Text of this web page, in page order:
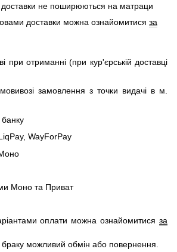
доставки не поширюються на матраци
доставки можна ознайомитися за
при отриманні (при кур'єрській доставці
замовлення з точки видачі в м.
WayForPay
Моно та Приват
оплати можна ознайомитися за
браку можливий обмін або повернення.